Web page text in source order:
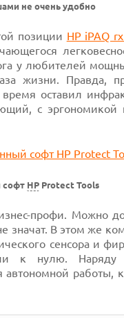
не очень удобно
позиции HP iPAQ
у любителей
жизни. Правда,
оставил
с эргономикой
софт HP Protect Tools
профи. Можно
значат. В этом же
сенсора и
к нулю. Наряду
работы,